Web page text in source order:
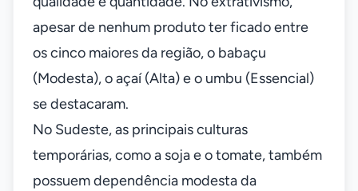
apesar de nenhum produto ter ficado entre
os cinco maiores da região, o babaçu
(Modesta), o açaí (Alta) e o umbu (Essencial)
se destacaram.
No Sudeste, as principais culturas
temporárias, como a soja e o tomate, também
possuem dependência modesta da